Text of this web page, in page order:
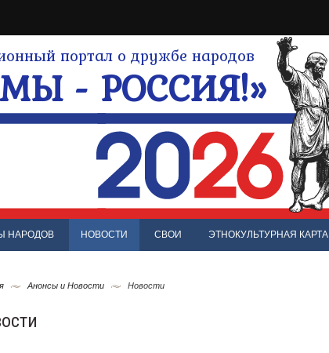
портал о дружбе народов
- РОССИЯ!»
НАРОДОВ НОВОСТИ СВОИ ЭТНОКУЛЬТУРНАЯ КАРТА
Анонсы и Новости Новости